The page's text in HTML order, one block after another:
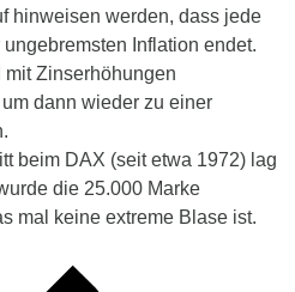
hinweisen werden, dass jede
Inflation endet.
Zinserhöhungen
dann wieder zu einer
beim DAX (seit etwa 1972) lag
die 25.000 Marke
mal keine extreme Blase ist.